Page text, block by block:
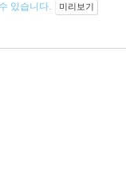
있습니다. 미리보기